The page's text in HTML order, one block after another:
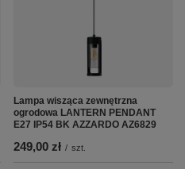
Lampa wisząca zewnętrzna
ogrodowa LANTERN PENDANT
E27 IP54 BK AZZARDO AZ6829
249,00 zł / szt.